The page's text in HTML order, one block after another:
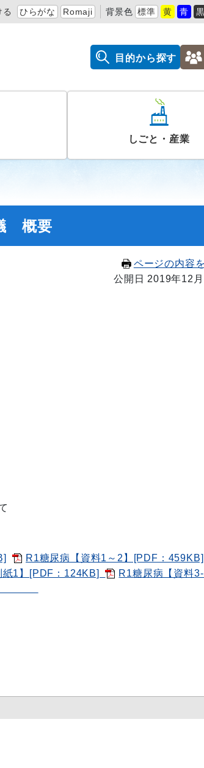
ひらがな Romaji 背景色 標準 黄 青
目的から探す
しごと・産業
概要
ページの内容
公開日 2019年12
R1糖尿病【資料1～2】[PDF：459KB]
紙1】[PDF：124KB]
R1糖尿病【資料